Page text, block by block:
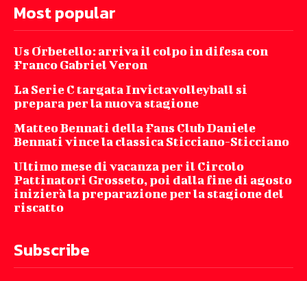
Most popular
Us Orbetello: arriva il colpo in difesa con
Franco Gabriel Veron
La Serie C targata Invictavolleyball si
prepara per la nuova stagione
Matteo Bennati della Fans Club Daniele
Bennati vince la classica Sticciano-Sticciano
Ultimo mese di vacanza per il Circolo
Pattinatori Grosseto, poi dalla fine di agosto
inizierà la preparazione per la stagione del
riscatto
Subscribe